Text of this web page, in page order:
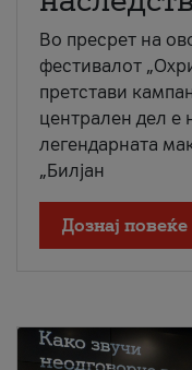
Во пресрет на
фестивалот
претстави
централен дел е
легендарната
„Билјан
Дознај повеќе